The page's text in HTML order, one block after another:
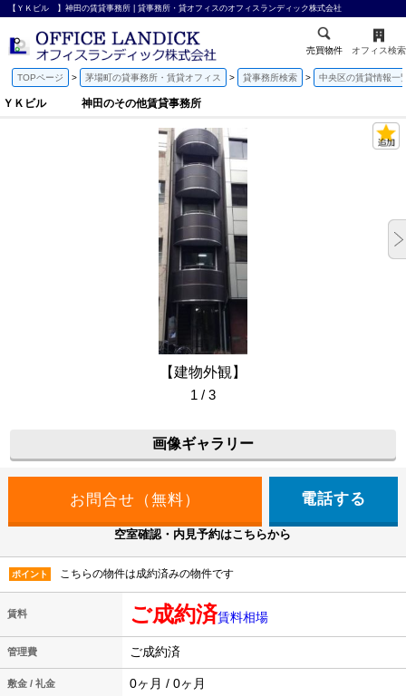
【ＹＫビル 】神田の賃貸事務所 | 貸事務所・貸オフィスのオフィスランディック株式会社
売買物件 オフィス検索
TOPページ 茅場町の貸事務所・賃貸オフィス 貸事務所検索 中央区の賃貸情報一
ＹＫビル 神田のその他賃貸事務所
【建物外観】
1 / 3
画像ギャラリー
電話する
空室確認・内見予約はこちらから
ポイント こちらの物件は成約済みの物件です
賃料 ご成約済賃料相場
管理費 ご成約済
敷金 / 礼金 0ヶ月 / 0ヶ月